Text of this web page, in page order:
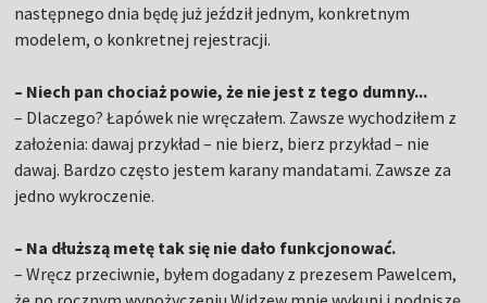
następnego dnia będę już jeździł jednym, konkretnym
modelem, o konkretnej rejestracji.
– Niech pan chociaż powie, że nie jest z tego dumny...
– Dlaczego? Łapówek nie wręczałem. Zawsze wychodziłem z
założenia: dawaj przykład – nie bierz, bierz przykład – nie
dawaj. Bardzo często jestem karany mandatami. Zawsze za
jedno wykroczenie.
– Na dłuższą metę tak się nie dało funkcjonować.
– Wręcz przeciwnie, byłem dogadany z prezesem Pawelcem,